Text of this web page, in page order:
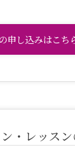
申し込みはこち
・レッス